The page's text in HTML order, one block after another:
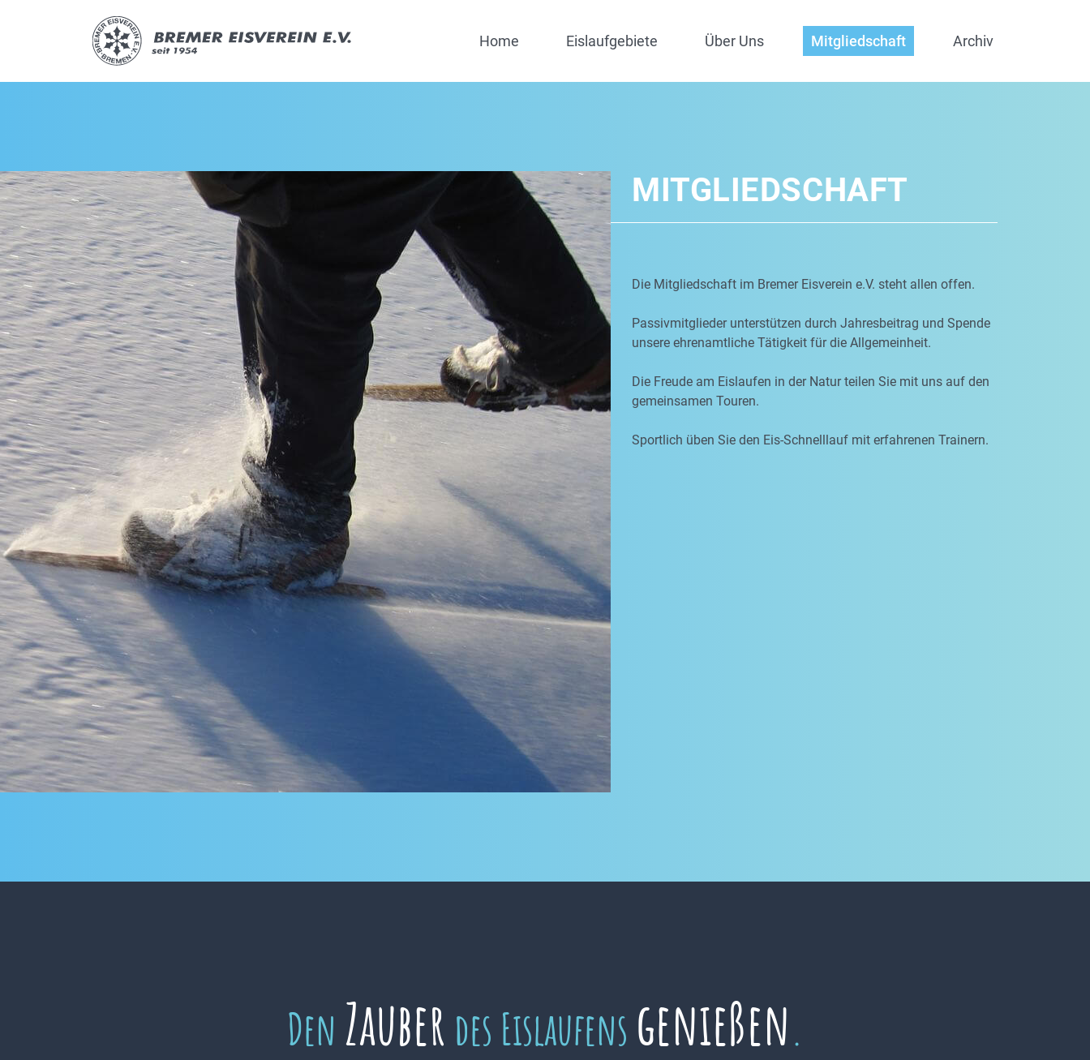
Home Eislaufgebiete Über Uns Mitgliedschaft Archiv
MITGLIEDSCHAFT
Die Mitgliedschaft im Bremer Eisverein e.V. steht allen offen.
Passivmitglieder unterstützen durch Jahresbeitrag und Spende
unsere ehrenamtliche Tätigkeit für die Allgemeinheit.
Die Freude am Eislaufen in der Natur teilen Sie mit uns auf den
gemeinsamen Touren.
Sportlich üben Sie den Eis-Schnelllauf mit erfahrenen Trainern.
Den Zauber des Eislaufens genießen.